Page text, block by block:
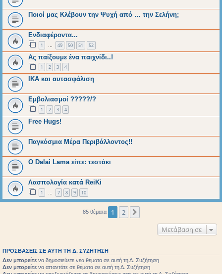
Ποιοί μας Κλέβουν την Ψυχή από … την Σελήνη;
Ενδιαφέροντα...
1 … 49 50 51 52
Ας παίξουμε ένα παιχνίδι..!
1 2 3 4
ΙΚΑ και αυτασφάλιση
Εμβολιασμοί ?????/?
1 2 3 4
Free Hugs!
Παγκόσμια Μέρα Περιβάλλοντος!!
Ο Dalai Lama είπε: τεστάκι
Λασπολογία κατά ReiKi
1 … 7 8 9 10
85 θέματα 1 2
Μετάβαση σε
ΠΡΟΣΒΆΣΕΙΣ ΣΕ ΑΥΤΉ ΤΗ Δ. ΣΥΖΉΤΗΣΗ
Δεν μπορείτε να δημοσιεύετε νέα θέματα σε αυτή τη Δ. Συζήτηση
Δεν μπορείτε να απαντάτε σε θέματα σε αυτή τη Δ. Συζήτηση